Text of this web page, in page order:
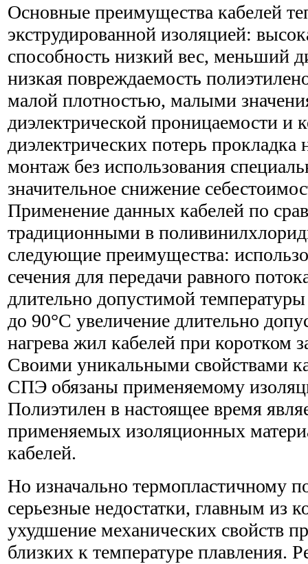
Основные преимущества кабелей
экструдированной изоляцией:
способность низкий вес, меньший
низкая повреждаемость
малой плотностью, малыми
диэлектрической проницаемости и
диэлектрических потерь прокладка
монтаж без использования
значительное снижение
Применение данных кабелей по
традиционными в
следующие преимущества:
сечения для передачи равного
длительно допустимой
до 90°С увеличение длительно
нагрева жил кабелей при коротком
Своими уникальными свойствами
СПЭ обязаны применяемому
Полиэтилен в настоящее время
применяемых изоляционных
кабелей.
Но изначально термопластичному
серьезные недостатки, главным из
ухудшение механических свойств
близких к температуре плавления.